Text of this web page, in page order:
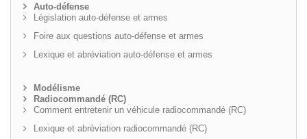
Auto-défense
Législation auto-défense et armes
Foire aux questions auto-défense et armes
Lexique et abréviation auto-défense et armes
Modélisme
Radiocommandé (RC)
Comment entretenir un véhicule radiocommandé (RC)
Lexique et abréviation radiocommandé (RC)